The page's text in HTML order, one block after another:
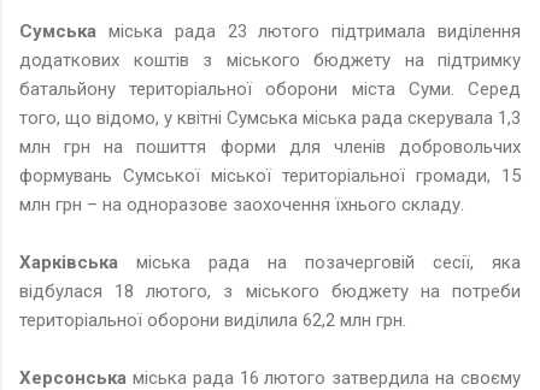
Сумська міська рада 23 лютого підтримала виділення
додаткових коштів з міського бюджету на підтримку
батальйону територіальної оборони міста Суми. Серед
того, що відомо, у квітні Сумська міська рада скерувала 1,3
млн грн на пошиття форми для членів добровольчих
формувань Сумської міської територіальної громади, 15
млн грн – на одноразове заохочення їхнього складу.
Харківська міська рада на позачерговій сесії, яка
відбулася 18 лютого, з міського бюджету на потреби
територіальної оборони виділила 62,2 млн грн.
Херсонська міська рада 16 лютого затвердила на своєму